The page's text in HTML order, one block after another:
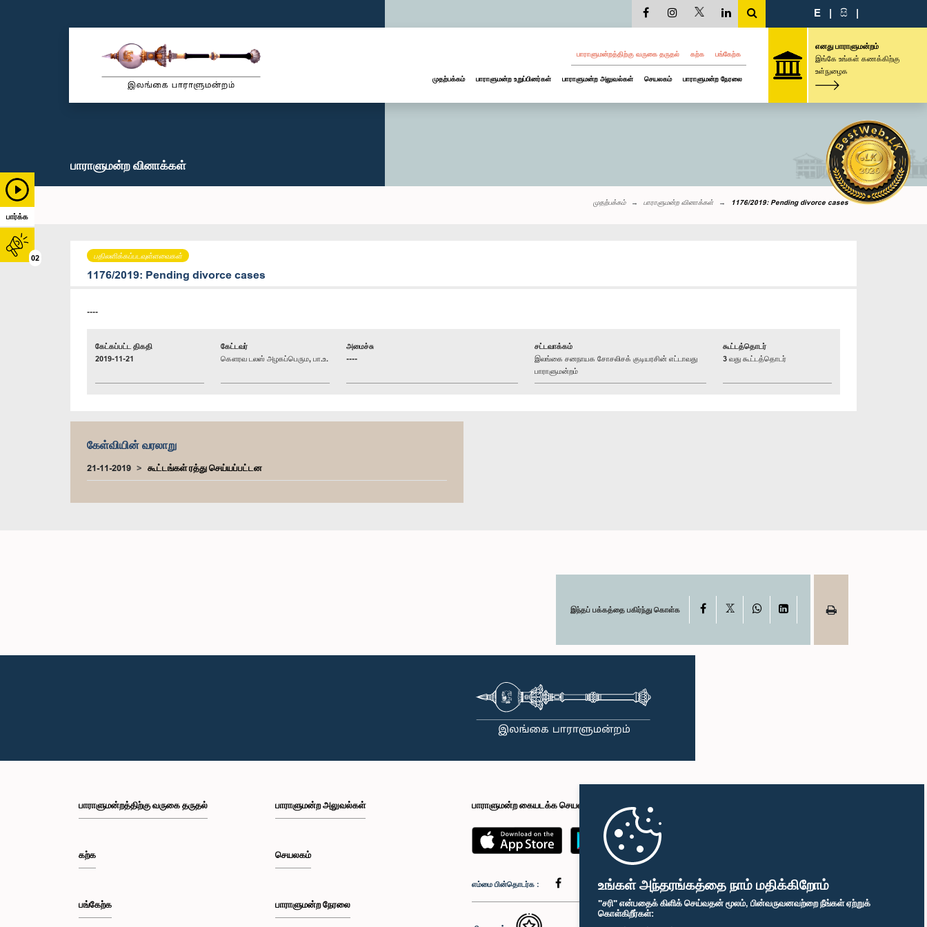
உங்கள் அந்தரங்கத்தை நாம் மதிக்கிறோம்
"சரி" என்பதைக் கிளிக் செய்வதன் மூலம், பின்வருவனவற்றை நீங்கள் ஏற்றுக்
கொள்கிறீர்கள்:
பார்க்க
02
E | සි |
பாராளுமன்றத்திற்கு வருகை தருதல் கற்க பங்கேற்க
முதற்பக்கம் பாராளுமன்ற உறுப்பினர்கள் பாராளுமன்ற அலுவல்கள் செயலகம் பாராளுமன்ற நேரலை
எனது பாராளுமன்றம்
இங்கே உங்கள் கணக்கிற்கு
உள்நுழைக
பாராளுமன்ற வினாக்கள்
முதற்பக்கம் பாராளுமன்ற வினாக்கள் 1176/2019: Pending divorce cases
பதிலளிக்கப்படவுள்ளவைகள்
1176/2019: Pending divorce cases
----
கேட்கப்பட்ட திகதி
2019-11-21
கேட்டவர்
கௌரவ டலஸ் அழகப்பெரும, பா.உ.
அமைச்சு
----
சட்டவாக்கம்
இலங்கை சனநாயக சோசலிசக் குடியரசின் எட்டாவது
பாராளுமன்றம்
கூட்டத்தொடர்
3 வது கூட்டத்தொடர்
கேள்வியின் வரலாறு
21-11-2019 கூட்டங்கள் ரத்து செய்யப்பட்டன
இந்தப் பக்கத்தை பகிர்ந்து கொள்க Facebook WhatsAppLinkedIn
பாராளுமன்றத்திற்கு வருகை தருதல்
கற்க
பங்கேற்க
பாராளுமன்ற அலுவல்கள்
செயலகம்
பாராளுமன்ற நேரலை
பாராளுமன்ற கையடக்க செயலி
எம்மை பின்தொடர்க :